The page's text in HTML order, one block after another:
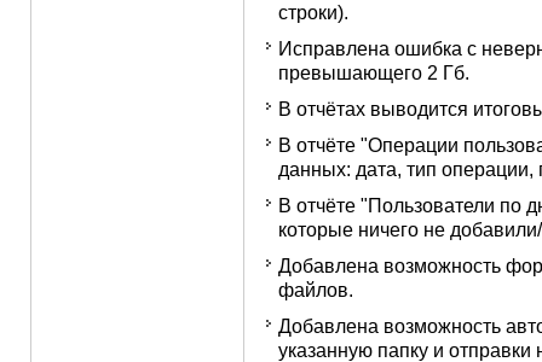
строки).
Исправлена ошибка с
превышающего 2 Гб.
В отчётах выводится
В отчёте "Операции
данных: дата, тип
В отчёте "Пользователи по
которые ничего не
Добавлена возможность
файлов.
Добавлена возможность
указанную папку и